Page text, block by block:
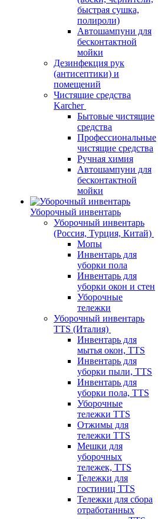
быстрая сушка,
полироли)
Автошампуни для
бесконтактной
мойки
Дезинфекция рук
(антисептики) и
помещений
Чистящие средства
Karcher
Бытовые чистящие
средства
Профессиональные
чистящие средства
Ручная химия
Автошампуни для
бесконтактной
мойки
Уборочный инвентарь
Уборочный инвентарь
(Россия, Турция, Китай)
Мопы
Инвентарь для
уборки пола
Инвентарь для
уборки окон и стен
Уборочные
тележки
Уборочный инвентарь
TTS (Италия)
Инвентарь для
мытья окон, TTS
Инвентарь для
уборки пыли, TTS
Инвентарь для
уборки пола, TTS
Уборочные
тележки TTS
Отжимы для
тележки TTS
Мешки для
уборочных
тележек, TTS
Тележки для
гостиниц TTS
Тележки для сбора
отработанных